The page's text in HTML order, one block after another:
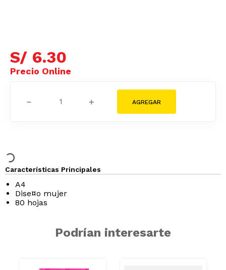
S/ 6.30
＋
－
Características Principales
A4
Dise¤o mujer
80 hojas
Podrían interesarte